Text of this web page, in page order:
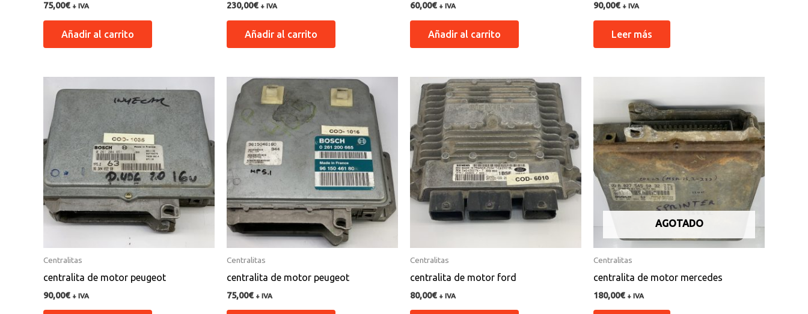
75,00€ + IVA
Añadir al carrito
230,00€ + IVA
Añadir al carrito
60,00€ + IVA
Añadir al carrito
90,00€ + IVA
Leer más
Centralitas
centralita de motor peugeot
90,00€ + IVA
Centralitas
centralita de motor peugeot
75,00€ + IVA
Centralitas
centralita de motor ford
80,00€ + IVA
AGOTADO
Centralitas
centralita de motor mercedes
180,00€ + IVA